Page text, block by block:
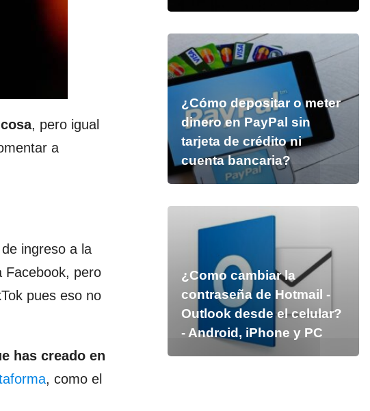
, pero igual
a
ingreso a la
Facebook, pero
pues eso no
has creado en
, como el
¿Cómo depositar o meter
dinero en PayPal sin
tarjeta de crédito ni
cuenta bancaria?
¿Como cambiar la
contraseña de Hotmail -
Outlook desde el celular?
- Android, iPhone y PC